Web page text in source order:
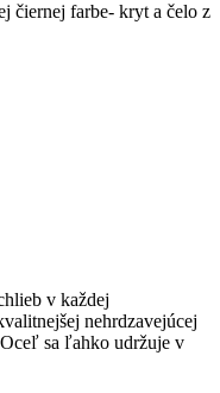
čiernej farbe- kryt a čelo z
v každej
nehrdzavejúcej
sa ľahko udržuje v